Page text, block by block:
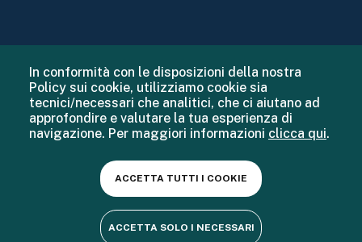
In conformità con le disposizioni della nostra
Policy sui cookie, utilizziamo cookie sia
tecnici/necessari che analitici, che ci aiutano ad
approfondire e valutare la tua esperienza di
navigazione. Per maggiori informazioni clicca qui.
ACCETTA SOLO I NECESSARI
ACCETTA TUTTI I COOKIE